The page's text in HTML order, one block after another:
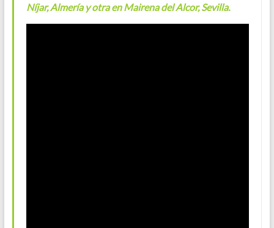
Níjar, Almería y otra en Mairena del Alcor, Sevilla.